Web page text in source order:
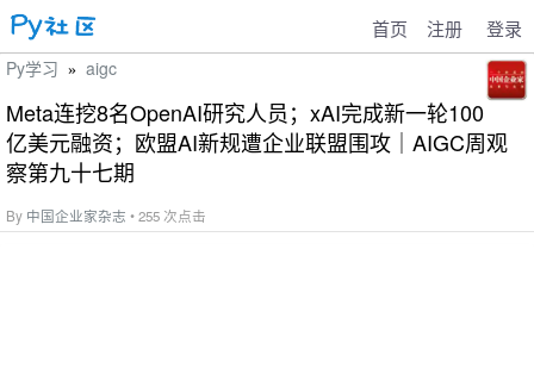
首页 注册 登录
Py学习 » aigc
Meta连挖8名OpenAI研究人员；xAI完成新一轮100
亿美元融资；欧盟AI新规遭企业联盟围攻｜AIGC周观
察第九十七期
By 中国企业家杂志 • 255 次点击